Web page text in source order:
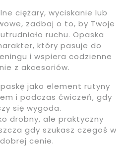
ciężary, wyciskanie lub
zadbaj o to, by Twoje
ruchu. Opaska
który pasuje do
i wspiera codzienne
z akcesoriów.
jako element rutyny
i podczas ćwiczeń, gdy
się wygoda.
drobny, ale praktyczny
gdy szukasz czegoś w
dobrej cenie.